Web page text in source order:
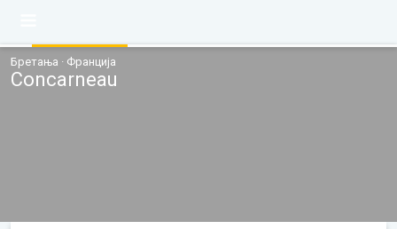
Бретања · Франција
Concarneau